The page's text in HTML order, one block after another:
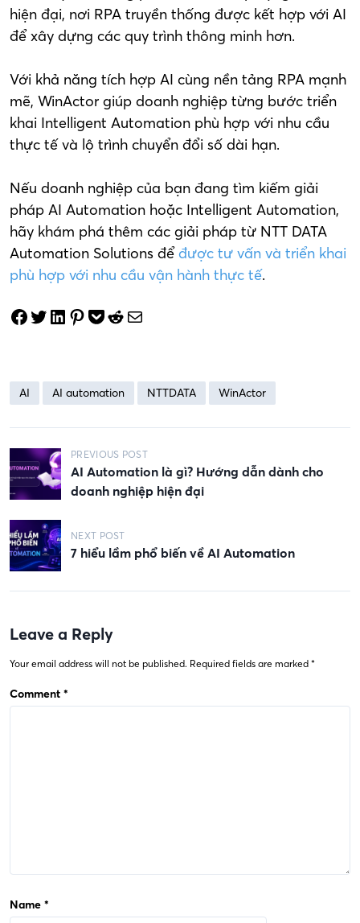
hiện đại, nơi RPA truyền thống được kết hợp với AI
để xây dựng các quy trình thông minh hơn.
Với khả năng tích hợp AI cùng nền tảng RPA mạnh
mẽ, WinActor giúp doanh nghiệp từng bước triển
khai Intelligent Automation phù hợp với nhu cầu
thực tế và lộ trình chuyển đổi số dài hạn.
Nếu doanh nghiệp của bạn đang tìm kiếm giải
pháp AI Automation hoặc Intelligent Automation,
hãy khám phá thêm các giải pháp từ NTT DATA
Automation Solutions đểđược tư vấn và triển khai
phù hợp với nhu cầu vận hành thực tế.
Share on Facebook Tweet on Twitter Share on LinkedIn Pin on Pinterest Save to pocket Share on Reddit Share via Email
AI AI automation NTTDATA WinActor
P
o
s
t
n
a
i
a
t
PREVIOUS POST
AI Automation là gì? Hướng dẫn dành cho
doanh nghiệp hiện đại
NEXT POST
7 hiểu lầm phổ biến về AI Automation
Leave a Reply
Your email address will not be published. Required fields are marked *
Comment *
Name *